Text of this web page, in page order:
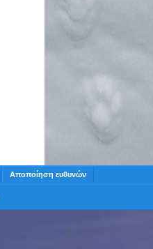
Αποποίηση ευθυνών